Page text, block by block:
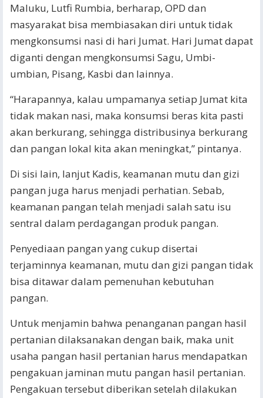
Maluku, Lutfi Rumbia, berharap, OPD dan
masyarakat bisa membiasakan diri untuk tidak
mengkonsumsi nasi di hari Jumat. Hari Jumat dapat
diganti dengan mengkonsumsi Sagu, Umbi-
umbian, Pisang, Kasbi dan lainnya.
“Harapannya, kalau umpamanya setiap Jumat kita
tidak makan nasi, maka konsumsi beras kita pasti
akan berkurang, sehingga distribusinya berkurang
dan pangan lokal kita akan meningkat,” pintanya.
Di sisi lain, lanjut Kadis, keamanan mutu dan gizi
pangan juga harus menjadi perhatian. Sebab,
keamanan pangan telah menjadi salah satu isu
sentral dalam perdagangan produk pangan.
Penyediaan pangan yang cukup disertai
terjaminnya keamanan, mutu dan gizi pangan tidak
bisa ditawar dalam pemenuhan kebutuhan
pangan.
Untuk menjamin bahwa penanganan pangan hasil
pertanian dilaksanakan dengan baik, maka unit
usaha pangan hasil pertanian harus mendapatkan
pengakuan jaminan mutu pangan hasil pertanian.
Pengakuan tersebut diberikan setelah dilakukan